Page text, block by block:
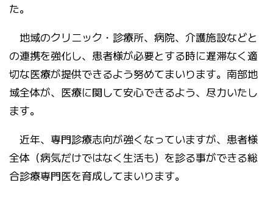
た。
地域のクリニック・診療所、病院、介護施設などと
の連携を強化し、患者様が必要とする時に遅滞なく適
切な医療が提供できるよう努めてまいります。南部地
域全体が、医療に関して安心できるよう、尽力いたし
ます。
近年、専門診療志向が強くなっていますが、患者様
全体（病気だけではなく生活も）を診る事ができる総
合診療専門医を育成してまいります。